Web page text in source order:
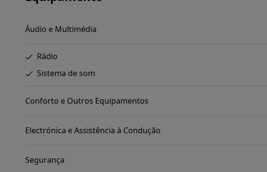
Áudio e Multimédia
Rádio
Sistema de som
Conforto e Outros Equipamentos
Electrónica e Assistência à Condução
Segurança